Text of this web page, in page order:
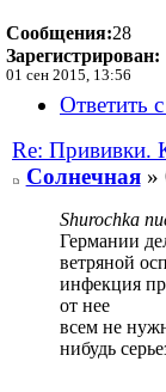
Сообщения:28
Зарегистрирован:
01 сен 2015, 13:56
Ответить
Re: Прививки.
Солнечная»
Shurochka
Германии
ветряной
инфекция
от нее
всем не
нибудь